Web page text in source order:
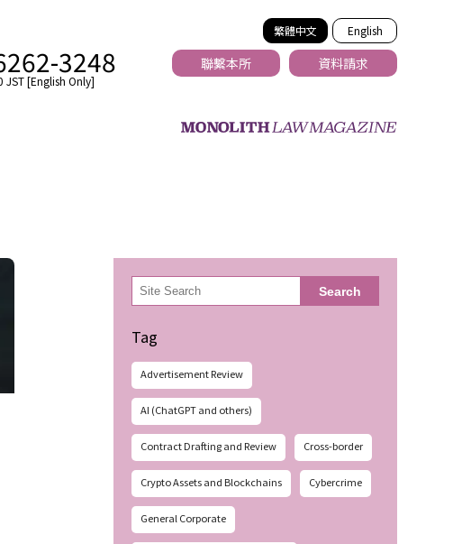
繁體中文 English
3248
JST [English Only]
聯繫本所 資料請求
検
索 Search
Tag
Advertisement Review
AI (ChatGPT and others)
Contract Drafting and Review Cross-border
Crypto Assets and Blockchains Cybercrime
General Corporate